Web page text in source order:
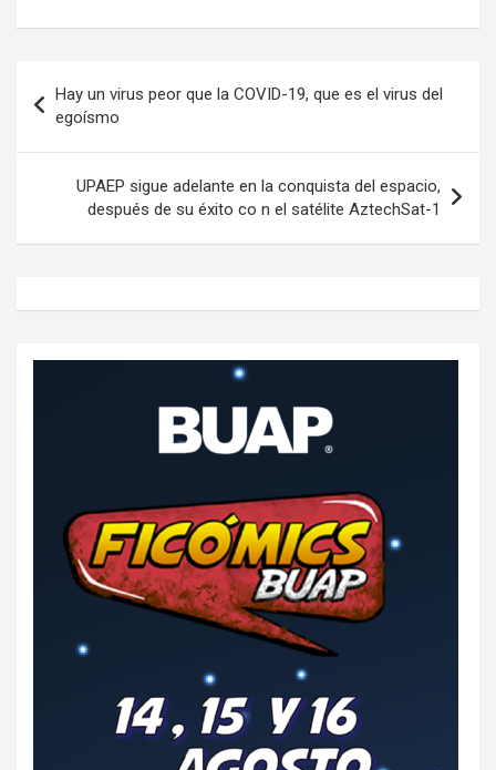
de
entradas
Hay un virus peor que la COVID-19, que es el virus del
egoísmo
UPAEP sigue adelante en la conquista del espacio,
después de su éxito co n el satélite AztechSat-1